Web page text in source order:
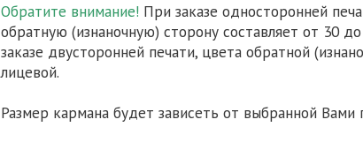
Обратите внимание! При заказе односторонней
обратную (изнаночную) сторону составляет от 30
заказе двусторонней печати, цвета обратной
лицевой.
Размер кармана будет зависеть от выбранной Вами